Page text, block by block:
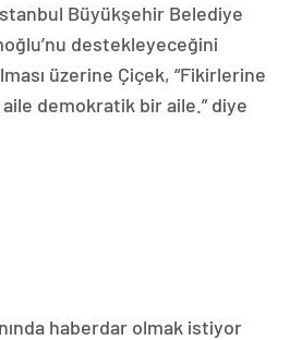
Büyükşehir Belediye
destekleyeceğini
üzerine Çiçek, “Fikirlerine
aile demokratik bir aile.” diye
haberdar olmak istiyor